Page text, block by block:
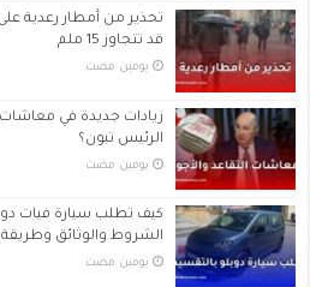
قد تتجاوز 15 ملم
‏يومين مضت
زيادات جديدة في معاشات
الرئيس تبون؟
‏يومين مضت
كيف تطلب سيارة فيات
الشروط والوثائق وطريقة
‏يومين مضت